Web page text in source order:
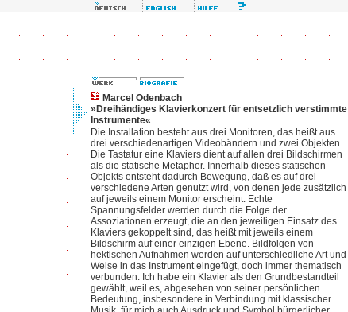
Marcel Odenbach
»Dreihändiges Klavierkonzert für entsetzlich verstimmte
Instrumente«
Die Installation besteht aus drei Monitoren, das heißt aus
drei verschiedenartigen Videobändern und zwei Objekten.
Die Tastatur eine Klaviers dient auf allen drei Bildschirmen
als die statische Metapher. Innerhalb dieses statischen
Objekts entsteht dadurch Bewegung, daß es auf drei
verschiedene Arten genutzt wird, von denen jede zusätzlich
auf jeweils einem Monitor erscheint. Echte
Spannungsfelder werden durch die Folge der
Assoziationen erzeugt, die an den jeweiligen Einsatz des
Klaviers gekoppelt sind, das heißt mit jeweils einem
Bildschirm auf einer einzigen Ebene. Bildfolgen von
hektischen Aufnahmen werden auf unterschiedliche Art und
Weise in das Instrument eingefügt, doch immer thematisch
verbunden. Ich habe ein Klavier als den Grundbestandteil
gewählt, weil es, abgesehen von seiner persönlichen
Bedeutung, insbesondere in Verbindung mit klassischer